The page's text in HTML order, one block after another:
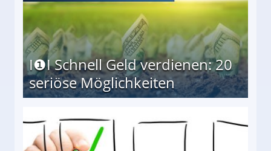
I❶I Schnell Geld verdienen: 20
seriöse Möglichkeiten